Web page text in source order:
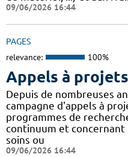
09/06/2026 16:44
PAGES
relevance: 100%
Appels à projets
Depuis de nombreuses
campagne d'appels à
programmes de
continuum et concernant
soins ou
09/06/2026 16:44